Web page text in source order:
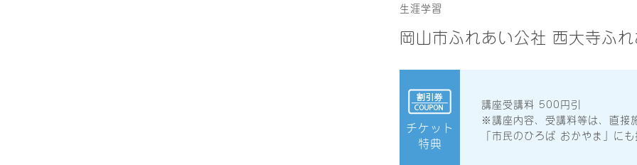
生涯学習
岡山市ふれあい公社 西大寺ふ
チケット
特典
講座受講料 500円引
※講座内容、受講料等は、直接
「市民のひろば おかやま」にも